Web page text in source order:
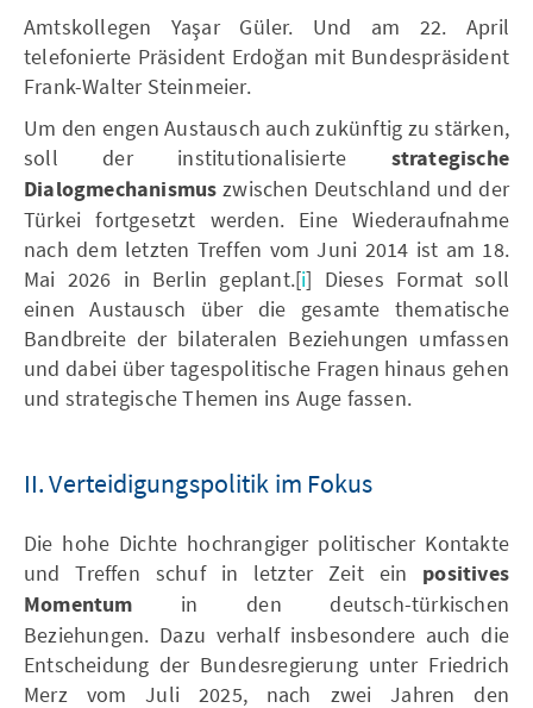
Amtskollegen Yaşar Güler. Und am 22. April
telefonierte Präsident Erdoğan mit Bundespräsident
Frank-Walter Steinmeier.
Um den engen Austausch auch zukünftig zu stärken,
soll der institutionalisierte strategische
Dialogmechanismuszwischen Deutschland und der
Türkei fortgesetzt werden. Eine Wiederaufnahme
nach dem letzten Treffen vom Juni 2014 ist am 18.
Mai 2026 in Berlin geplant.[i] Dieses Format soll
einen Austausch über die gesamte thematische
Bandbreite der bilateralen Beziehungen umfassen
und dabei über tagespolitische Fragen hinaus gehen
und strategische Themen ins Auge fassen.
II. Verteidigungspolitik im Fokus
Die hohe Dichte hochrangiger politischer Kontakte
und Treffen schuf in letzter Zeit ein positives
Momentum in den deutsch-türkischen
Beziehungen. Dazu verhalf insbesondere auch die
Entscheidung der Bundesregierung unter Friedrich
Merz vom Juli 2025, nach zwei Jahren den